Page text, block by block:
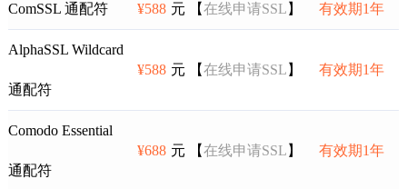
ComSSL 通配符 ¥588 元 【在线申请SSL 】 有效期1年
AlphaSSL Wildcard
通配符
¥588 元 【在线申请SSL 】 有效期1年
Comodo Essential
通配符
¥688 元 【在线申请SSL 】 有效期1年